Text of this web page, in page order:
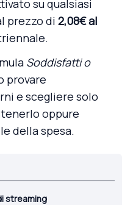
su qualsiasi
prezzo di 2,08€ al
Soddisfatti o
provare
e scegliere solo
oppure
della spesa.
streaming